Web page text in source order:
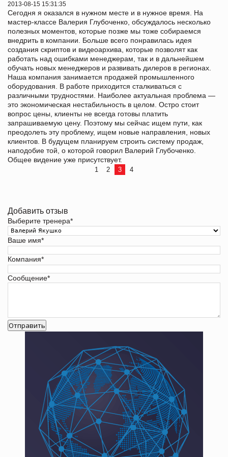
2013-08-15 15:31:35
Сегодня я оказался в нужном месте и в нужное время. На
мастер-классе Валерия Глубоченко, обсуждалось несколько
полезных моментов, которые позже мы тоже собираемся
внедрить в компании. Больше всего понравилась идея
создания скриптов и видеоархива, которые позволят как
работать над ошибками менеджерам, так и в дальнейшем
обучать новых менеджеров и развивать дилеров в регионах.
Наша компания занимается продажей промышленного
оборудования. В работе приходится сталкиваться с
различными трудностями. Наиболее актуальная проблема —
это экономическая нестабильность в целом. Остро стоит
вопрос цены, клиенты не всегда готовы платить
запрашиваемую цену. Поэтому мы сейчас ищем пути, как
преодолеть эту проблему, ищем новые направления, новых
клиентов. В будущем планируем строить систему продаж,
наподобие той, о которой говорил Валерий Глубоченко.
Общее видение уже присутствует.
1 2 3 4
Добавить отзыв
Выберите тренера*
Ваше имя*
Компания*
Сообщение*